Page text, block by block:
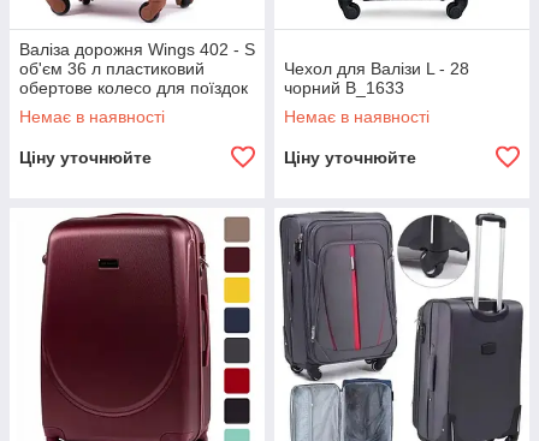
Валіза дорожня Wings 402 - S
об'єм 36 л пластиковий
обертове колесо для поїздок
B_1632
Немає в наявності
Ціну уточнюйте
Чехол для Валізи L - 28
чорний B_1633
Немає в наявності
Ціну уточнюйте